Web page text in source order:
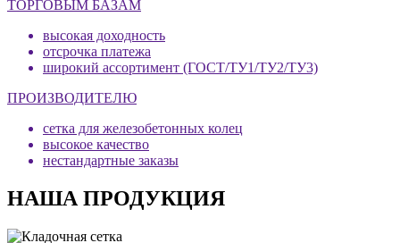
ТОРГОВЫМ БАЗАМ
высокая доходность
отсрочка платежа
широкий ассортимент (ГОСТ/ТУ1/ТУ2/ТУ3)
ПРОИЗВОДИТЕЛЮ
сетка для железобетонных колец
высокое качество
нестандартные заказы
НАША ПРОДУКЦИЯ